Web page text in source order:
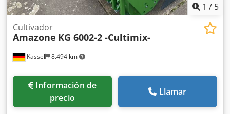
1 / 5
Kassel 8.494 km
Cultivador
Amazone KG 6002-2 -Cultimix-
Información de
precio
Llamar